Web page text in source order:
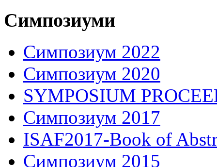
Симпозиуми
Симпозиум 2022
Симпозиум 2020
SYMPOSIUM
Симпозиум 2017
ISAF2017-Book of
Симпозиум 2015